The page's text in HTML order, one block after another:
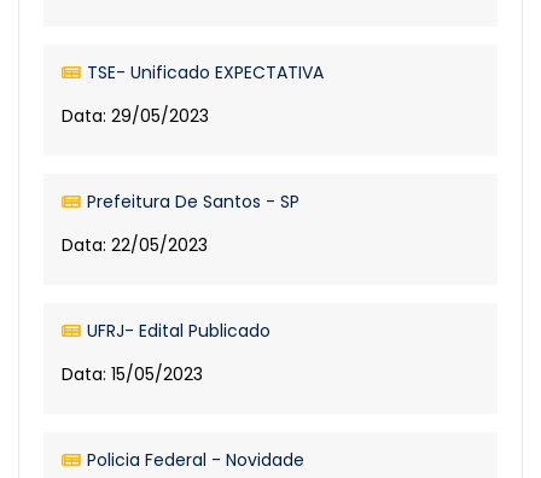
TSE- Unificado EXPECTATIVA
Data: 29/05/2023
Prefeitura De Santos - SP
Data: 22/05/2023
UFRJ- Edital Publicado
Data: 15/05/2023
Policia Federal - Novidade